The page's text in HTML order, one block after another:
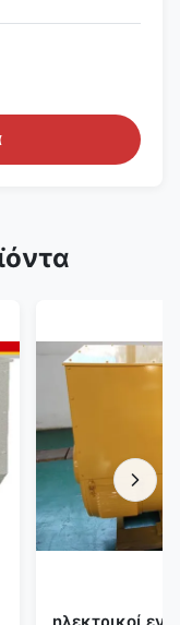
ηλεκτρικοί